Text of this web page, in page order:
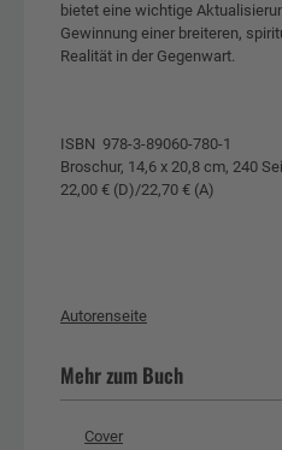
bietet eine wichtige
Gewinnung einer breiteren,
Realität in der Gegenwart.
ISBN 978-3-89060-780-1
Broschur, 14,6 x 20,8 cm, 240
22,00 € (D)/22,70 € (A)
Autorenseite
Mehr zum Buch
Cover